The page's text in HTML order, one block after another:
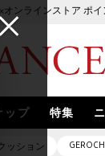
ンラインストア ポイ
ップ 特集
ッション